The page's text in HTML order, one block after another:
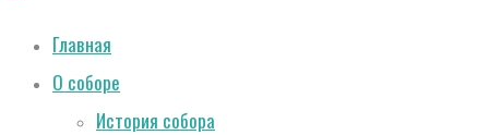
Главная
О соборе
История собора